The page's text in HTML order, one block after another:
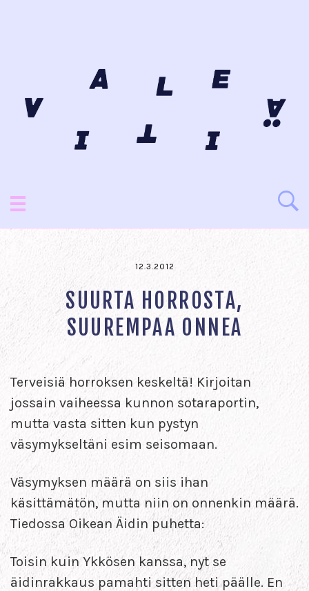
12.3.2012
SUURTA HORROSTA,
SUUREMPAA ONNEA
Terveisiä horroksen keskeltä! Kirjoitan
jossain vaiheessa kunnon sotaraportin,
mutta vasta sitten kun pystyn
väsymykseltäni esim seisomaan.
Väsymyksen määrä on siis ihan
käsittämätön, mutta niin on onnenkin määrä.
Tiedossa Oikean Äidin puhetta:
Toisin kuin Ykkösen kanssa, nyt se
äidinrakkaus pamahti sitten heti päälle. En